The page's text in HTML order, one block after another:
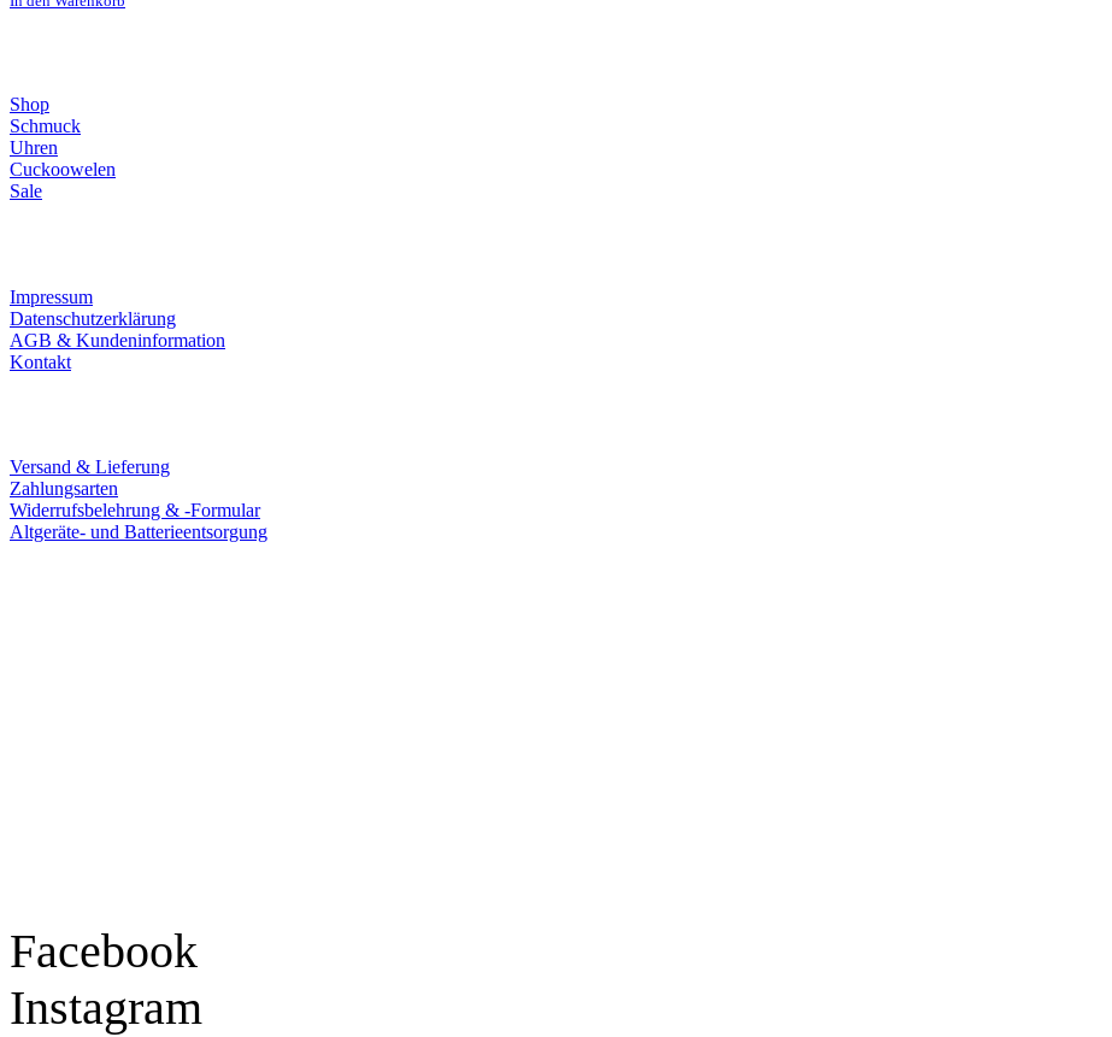
Shop
Schmuck
Uhren
Cuckoowelen
Sale
Impressum
Datenschutzerklärung
AGB & Kundeninformation
Kontakt
Versand & Lieferung
Zahlungsarten
Widerrufsbelehrung & -Formular
Altgeräte- und Batterieentsorgung
Facebook
Instagram